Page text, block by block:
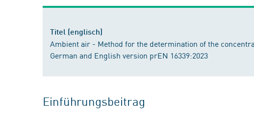
Titel (englisch)
Ambient air - Method for the determination of the
German and English version prEN 16339:2023
Einführungsbeitrag